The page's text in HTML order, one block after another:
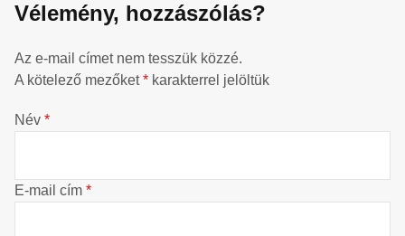
Vélemény, hozzászólás?
Az e-mail címet nem tesszük közzé.
A kötelező mezőket* karakterrel jelöltük
Név *
E-mail cím *